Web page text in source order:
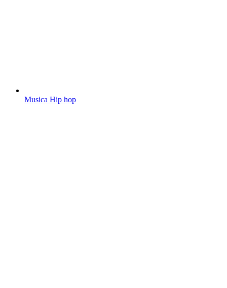
Musica Hip hop